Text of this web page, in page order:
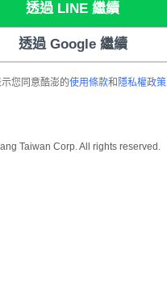
透過 LINE 繼續
透過 Google 繼續
您同意酷澎的使用條款和 隱私權政策
Taiwan Corp. All rights reserved.